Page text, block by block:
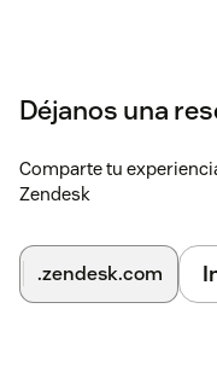
Déjanos una
Comparte tu
Zendesk
.zendesk.com